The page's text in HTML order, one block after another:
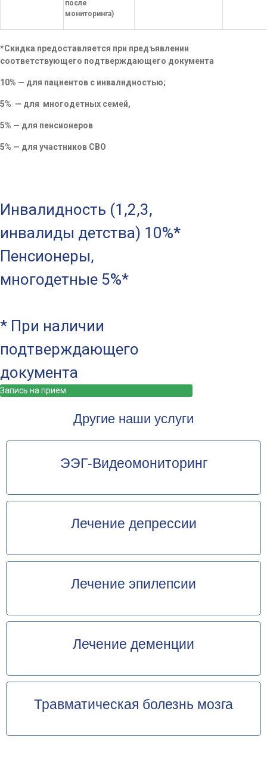
после
мониторинга)
*Скидка предоставляется при предъявлении
соответствующего подтверждающего документа
10% — для пациентов с инвалидностью;
5% — для многодетных семей,
5% — для пенсионеров
5% — для участников СВО
Инвалидность (1,2,3,
инвалиды детства) 10%*
Пенсионеры,
многодетные 5%*
* При наличии
подтверждающего
документа
Запись на прием
Другие наши услуги
ЭЭГ-Видеомониторинг
Лечение депрессии
Лечение эпилепсии
Лечение деменции
Травматическая болезнь мозга